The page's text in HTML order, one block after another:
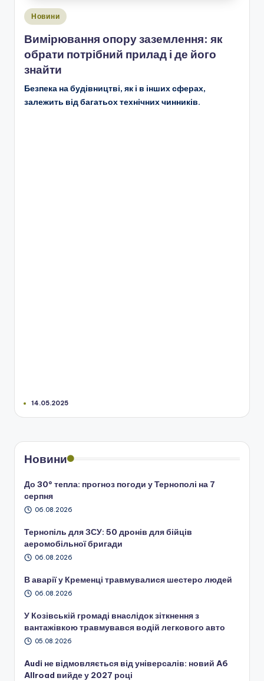
Опубліковано
Новини
Вимірювання опору заземлення: як
обрати потрібний прилад і де його
знайти
Безпека на будівництві, як і в інших сферах,
залежить від багатьох технічних чинників.
14.05.2025
Новини
До 30° тепла: прогноз погоди у Тернополі на 7
серпня
06.08.2026
Тернопіль для ЗСУ: 50 дронів для бійців
аеромобільної бригади
06.08.2026
В аварії у Кременці травмувалися шестеро людей
06.08.2026
У Козівській громаді внаслідок зіткнення з
вантажівкою травмувався водій легкового авто
05.08.2026
Audi не відмовляється від універсалів: новий A6
Allroad вийде у 2027 році